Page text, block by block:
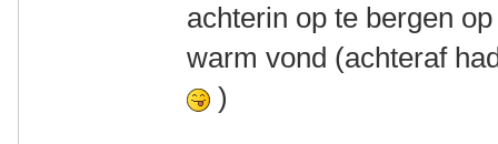
achterin op te bergen
warm vond (achteraf
)